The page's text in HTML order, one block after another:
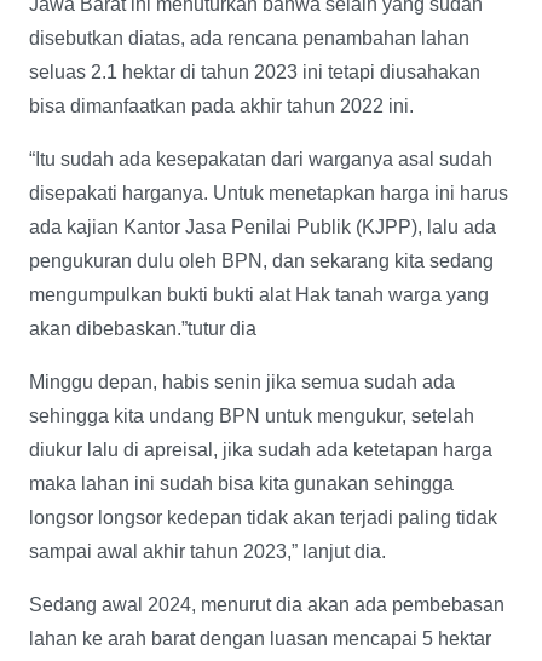
Jawa Barat ini menuturkan bahwa selain yang sudah
disebutkan diatas, ada rencana penambahan lahan
seluas 2.1 hektar di tahun 2023 ini tetapi diusahakan
bisa dimanfaatkan pada akhir tahun 2022 ini.
“Itu sudah ada kesepakatan dari warganya asal sudah
disepakati harganya. Untuk menetapkan harga ini harus
ada kajian Kantor Jasa Penilai Publik (KJPP), lalu ada
pengukuran dulu oleh BPN, dan sekarang kita sedang
mengumpulkan bukti bukti alat Hak tanah warga yang
akan dibebaskan.”tutur dia
Minggu depan, habis senin jika semua sudah ada
sehingga kita undang BPN untuk mengukur, setelah
diukur lalu di apreisal, jika sudah ada ketetapan harga
maka lahan ini sudah bisa kita gunakan sehingga
longsor longsor kedepan tidak akan terjadi paling tidak
sampai awal akhir tahun 2023,” lanjut dia.
Sedang awal 2024, menurut dia akan ada pembebasan
lahan ke arah barat dengan luasan mencapai 5 hektar